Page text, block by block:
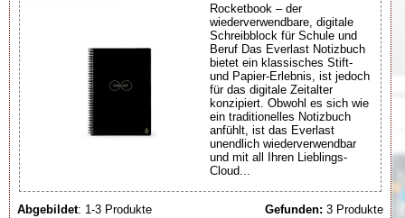
Rocketbook – der
wiederverwendbare, digitale
Schreibblock für Schule und
Beruf Das Everlast Notizbuch
bietet ein klassisches Stift-
und Papier-Erlebnis, ist jedoch
für das digitale Zeitalter
konzipiert. Obwohl es sich wie
ein traditionelles Notizbuch
anfühlt, ist das Everlast
unendlich wiederverwendbar
und mit all Ihren Lieblings-
Cloud...
Abgebildet: 1-3 Produkte Gefunden: 3 Produkte